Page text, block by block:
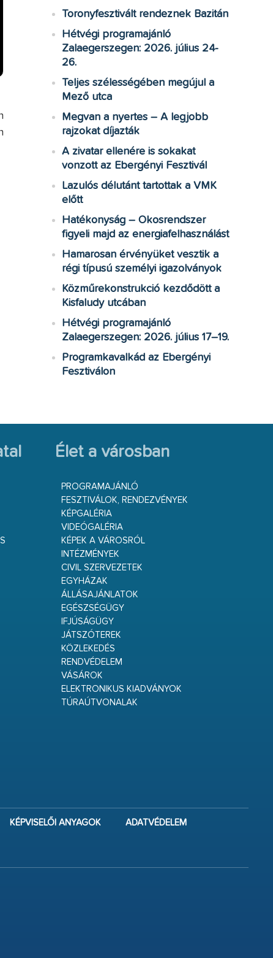
Toronyfesztivált rendeznek Bazitán
Hétvégi programajánló
Zalaegerszegen: 2026. július 24-
26.
Teljes szélességében megújul a
Mező utca
Megvan a nyertes – A legjobb
rajzokat díjazták
A zivatar ellenére is sokakat
vonzott az Ebergényi Fesztivál
Lazulós délutánt tartottak a VMK
előtt
Hatékonyság – Okosrendszer
figyeli majd az energiafelhasználást
Hamarosan érvényüket vesztik a
régi típusú személyi igazolványok
Közműrekonstrukció kezdődött a
Kisfaludy utcában
Hétvégi programajánló
Zalaegerszegen: 2026. július 17–19.
Programkavalkád az Ebergényi
Fesztiválon
Élet a városban
PROGRAMAJÁNLÓ
FESZTIVÁLOK, RENDEZVÉNYEK
KÉPGALÉRIA
VIDEÓGALÉRIA
KÉPEK A VÁROSRÓL
INTÉZMÉNYEK
CIVIL SZERVEZETEK
EGYHÁZAK
ÁLLÁSAJÁNLATOK
EGÉSZSÉGÜGY
IFJÚSÁGÜGY
JÁTSZÓTEREK
KÖZLEKEDÉS
RENDVÉDELEM
VÁSÁROK
ELEKTRONIKUS KIADVÁNYOK
TÚRAÚTVONALAK
KÉPVISELŐI ANYAGOK ADATVÉDELEM